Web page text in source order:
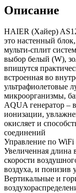
Описание
HAIER (Хайер)
это настенный
мульти-сплит
выбор белый (W),
впишутся
встроенная во
ультрафиолетовые
микроорганизмы,
AQUA генератор –
ионизации,
окисляет и
соединений
Управление по WiFi
Увеличенная длина
скорости
воздуха, и понизив
Вертикальные и